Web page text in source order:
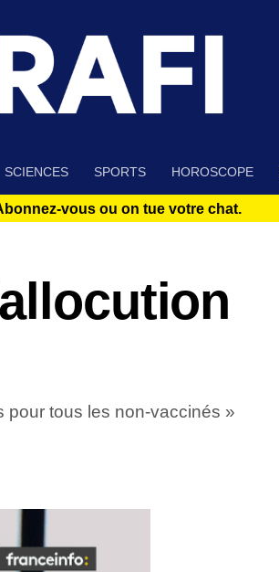
SCIENCES SPORTS HOROSCOPE
vous ou on tue votre chat.
pour tous les non-vaccinés »